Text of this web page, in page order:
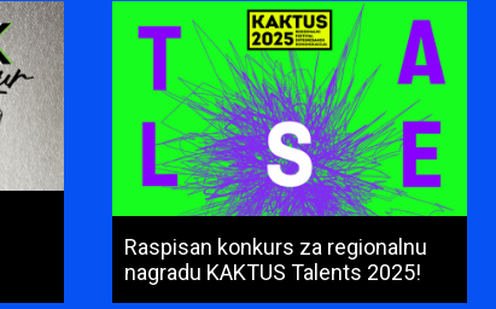
Raspisan konkurs za regionalnu
nagradu KAKTUS Talents 2025!